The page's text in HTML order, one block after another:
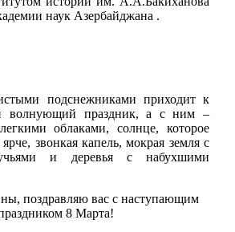
наук Азербайджана .
подснежниками приходит к
волнующий праздник, а с ним –
облаками, солнце, которое
звонкая капель, мокрая земля с
и деревья с набухшими
поздравляю вас с наступающим
8 Марта!